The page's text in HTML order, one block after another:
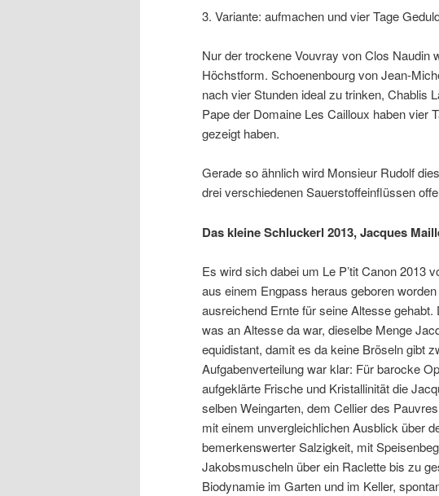
3. Variante: aufmachen und vier Tage
Nur der trockene Vouvray von Clos Naudin
Höchstform. Schoenenbourg von Jean-
nach vier Stunden ideal zu trinken, Chablis
Pape der Domaine Les Cailloux haben vier
gezeigt haben.
Gerade so ähnlich wird Monsieur Rudolf
drei verschiedenen Sauerstoffeinflüssen
Das kleine Schluckerl 2013, Jacques
Es wird sich dabei um Le P’tit Canon 2013
aus einem Engpass heraus geboren
ausreichend Ernte für seine Altesse
was an Altesse da war, dieselbe Menge
equidistant, damit es da keine Bröseln gibt
Aufgabenverteilung war klar: Für barocke
aufgeklärte Frische und Kristallinität die
selben Weingarten, dem Cellier des
mit einem unvergleichlichen Ausblick über
bemerkenswerter Salzigkeit, mit
Jakobsmuscheln über ein Raclette bis zu
Biodynamie im Garten und im Keller,